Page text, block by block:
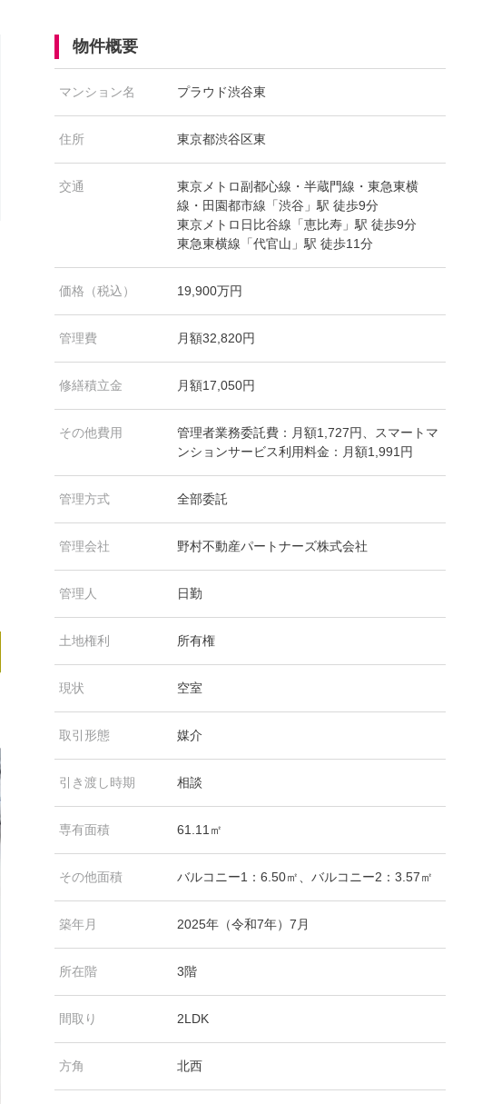
物件概要
マンション名 プラウド渋谷東
住所 東京都渋谷区東
交通
東京メトロ副都心線・半蔵門線・東急東横
線・田園都市線「渋谷」駅 徒歩9分
東京メトロ日比谷線「恵比寿」駅 徒歩9分
東急東横線「代官山」駅 徒歩11分
価格（税込） 19,900万円
管理費 月額32,820円
修繕積立金 月額17,050円
その他費用
管理者業務委託費：月額1,727円、スマートマ
ンションサービス利用料金：月額1,991円
管理方式 全部委託
管理会社 野村不動産パートナーズ株式会社
管理人 日勤
土地権利 所有権
現状 空室
取引形態 媒介
引き渡し時期 相談
専有面積 61.11㎡
その他面積 バルコニー1：6.50㎡、バルコニー2：3.57㎡
築年月 2025年（令和7年）7月
所在階 3階
間取り 2LDK
方角 北西